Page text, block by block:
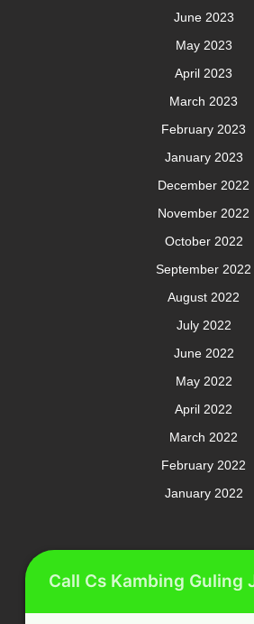
June 2023
May 2023
April 2023
March 2023
February 2023
January 2023
December 2022
November 2022
October 2022
September 2022
August 2022
July 2022
June 2022
May 2022
April 2022
March 2022
February 2022
January 2022
Meta
Call Cs Kambing Guling